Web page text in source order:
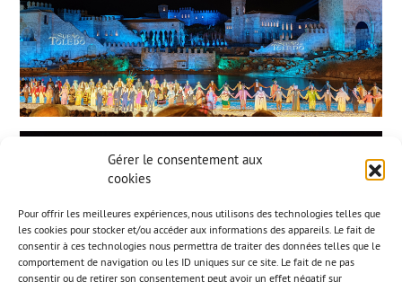
Gérer le consentement aux
cookies
Pour offrir les meilleures expériences, nous utilisons des technologies telles que
les cookies pour stocker et/ou accéder aux informations des appareils. Le fait de
consentir à ces technologies nous permettra de traiter des données telles que le
comportement de navigation ou les ID uniques sur ce site. Le fait de ne pas
consentir ou de retirer son consentement peut avoir un effet négatif sur